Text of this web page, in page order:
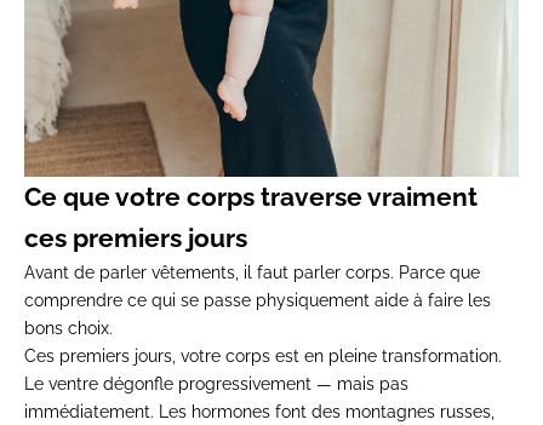
Ce que votre corps traverse vraiment
ces premiers jours
Avant de parler vêtements, il faut parler corps. Parce que
comprendre ce qui se passe physiquement aide à faire les
bons choix.
Ces premiers jours, votre corps est en pleine transformation.
Le ventre dégonfle progressivement — mais pas
immédiatement. Les hormones font des montagnes russes,